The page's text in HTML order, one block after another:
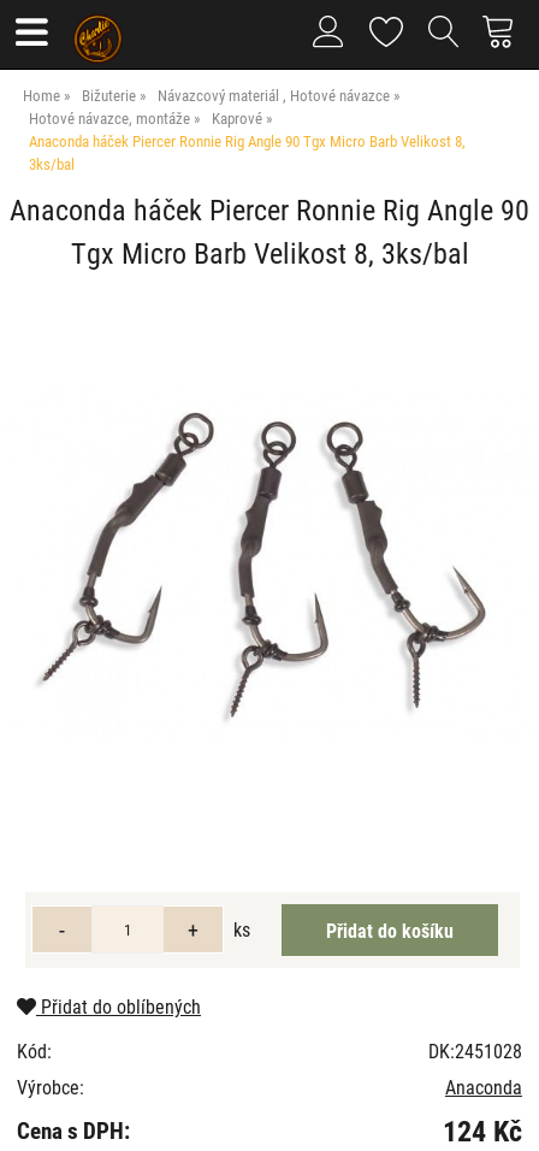
Home Bižuterie
Návazcový materiál , Hotové návazce
Hotové návazce, montáže
Kaprové
Anaconda háček Piercer Ronnie Rig Angle 90 Tgx Micro Barb Velikost 8,
3ks/bal
Anaconda háček Piercer Ronnie Rig Angle 90
Tgx Micro Barb Velikost 8, 3ks/bal
ks
Přidat do oblíbených
Kód:
DK:2451028
Výrobce:
Anaconda
Cena s DPH: 124 Kč